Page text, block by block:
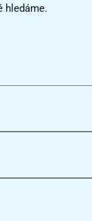
hledáme.